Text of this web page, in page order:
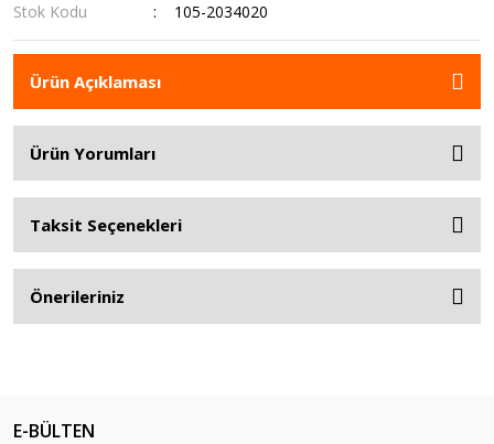
Stok Kodu
105-2034020
Ürün Açıklaması
Ürün Yorumları
Taksit Seçenekleri
Önerileriniz
E-BÜLTEN